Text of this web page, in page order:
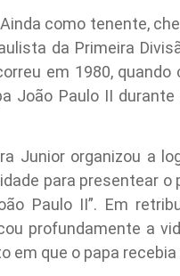
como tenente,
da Primeira
em 1980, quando
João Paulo II
Junior organizou a
para presentear o
Paulo II”. Em
profundamente a
em que o papa